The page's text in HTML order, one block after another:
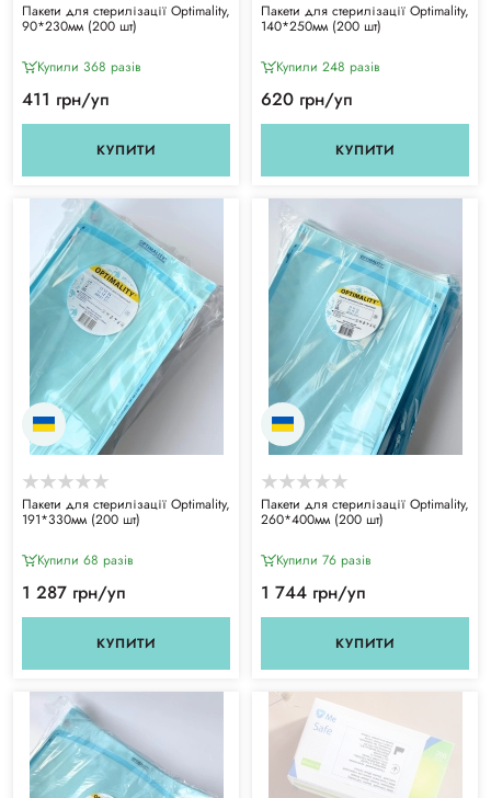
Пакети для стерилізації Optimality,
90*230мм (200 шт)
Купили 368 разiв
411 грн/уп
КУПИТИ
Пакети для стерилізації Optimality,
140*250мм (200 шт)
Купили 248 разiв
620 грн/уп
КУПИТИ
Пакети для стерилізації Optimality,
191*330мм (200 шт)
Купили 68 разiв
1 287 грн/уп
КУПИТИ
Пакети для стерилізації Optimality,
260*400мм (200 шт)
Купили 76 разiв
1 744 грн/уп
КУПИТИ